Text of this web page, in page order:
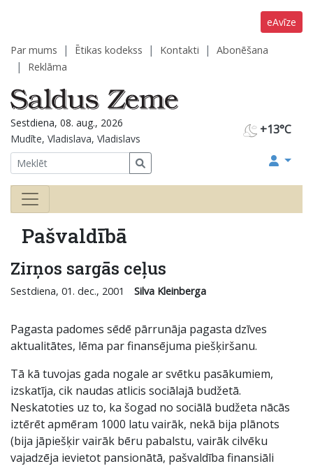
eAvīze
Par mums Ētikas kodekss Kontakti
Abonēšana
Reklāma
+13°C
Sestdiena, 08. aug., 2026
Mudīte, Vladislava, Vladislavs
Pašvaldībā
Zirņos sargās ceļus
Sestdiena, 01. dec., 2001 Silva Kleinberga
Pagasta padomes sēdē pārrunāja pagasta dzīves
aktualitātes, lēma par finansējuma piešķiršanu.
Tā kā tuvojas gada nogale ar svētku pasākumiem,
izskatīja, cik naudas atlicis sociālajā budžetā.
Neskatoties uz to, ka šogad no sociālā budžeta nācās
iztērēt apmēram 1000 latu vairāk, nekā bija plānots
(bija jāpiešķir vairāk bēru pabalstu, vairāk cilvēku
vajadzēja ievietot pansionātā, pašvaldība finansiāli